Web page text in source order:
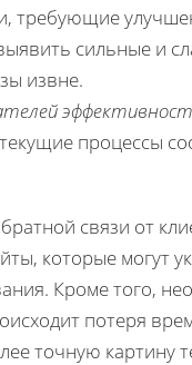
требующие
сильные и
извне.
процессы
связи от
которые могут
Кроме того,
потеря
точную картину